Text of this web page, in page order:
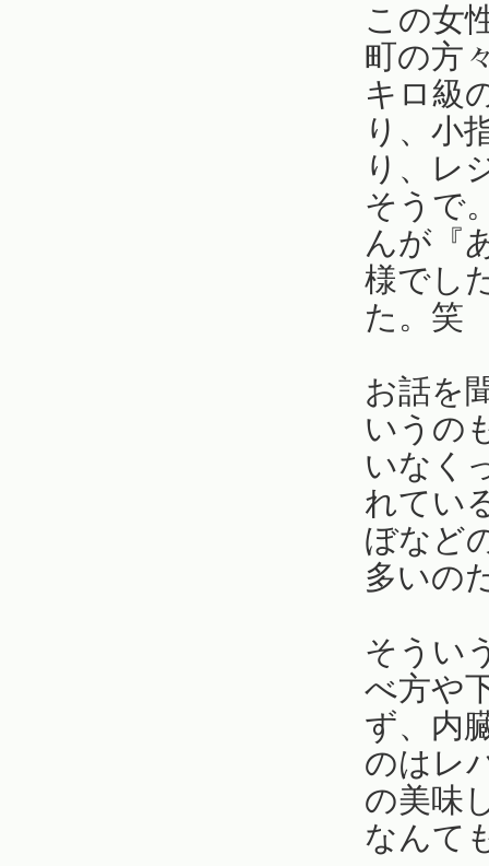
この女
町の方
キロ級
り、小
り、レ
そうで
んが『
様でし
た。笑
お話を
いうの
いなく
れてい
ぼなど
多いの
そうい
べ方や
ず、内
のはレ
の美味
なんて